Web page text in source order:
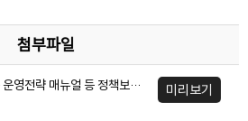
첨부파일
얼 등 정책보고서 발간(090210).hwp 미리보기